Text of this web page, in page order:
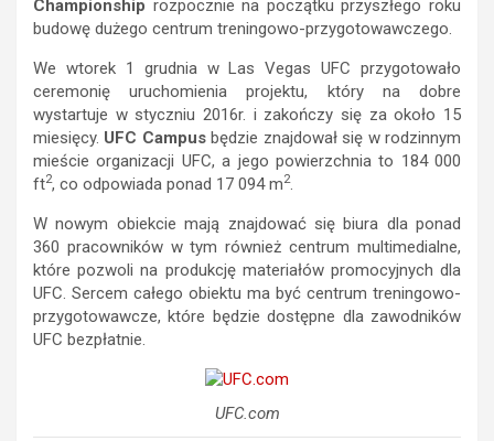
Championship rozpocznie na początku przyszłego roku
budowę dużego centrum treningowo-przygotowawczego.
We wtorek 1 grudnia w Las Vegas UFC przygotowało
ceremonię uruchomienia projektu, który na dobre
wystartuje w styczniu 2016r. i zakończy się za około 15
miesięcy. UFC Campusbędzie znajdował się w rodzinnym
mieście organizacji UFC, a jego powierzchnia to 184 000
ft2, co odpowiada ponad 17 094 m2.
W nowym obiekcie mają znajdować się biura dla ponad
360 pracowników w tym również centrum multimedialne,
które pozwoli na produkcję materiałów promocyjnych dla
UFC. Sercem całego obiektu ma być centrum treningowo-
przygotowawcze, które będzie dostępne dla zawodników
UFC bezpłatnie.
UFC.com